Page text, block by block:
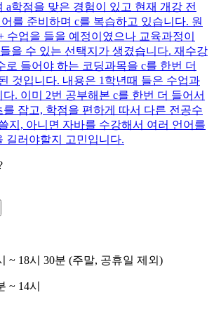
a학점을 맞은 경험이 있고 현재 개강 전
어를 준비하며 c를 복습하고 있습니다. 원
수업을 들을 예정이였으나 교육과정이
을 수 있는 선택지가 생겼습니다. 재수강
로 들어야 하는 코딩과목을 c를 한번 더
것입니다. 내용은 1학년때 들은 수업과
. 이미 2번 공부해본 c를 한번 더 들어서
를 잡고, 학점을 편하게 따서 다른 전공수
지, 아니면 자바를 수강해서 여러 언어를
길러야할지 고민입니다.
~ 18시 30분 (주말, 공휴일 제외)
~ 14시